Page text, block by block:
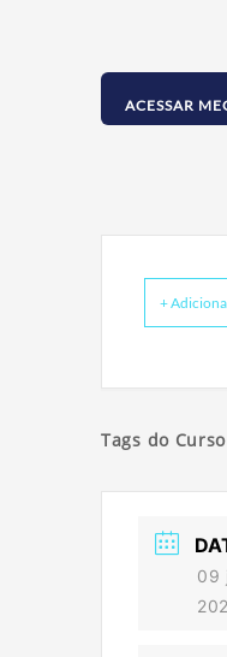
ACESSAR
+
Tags do Curso
09